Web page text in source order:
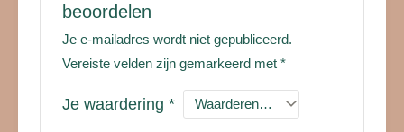
beoordelen
Je e-mailadres wordt niet gepubliceerd.
Vereiste velden zijn gemarkeerd met*
Je waardering*